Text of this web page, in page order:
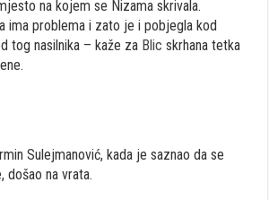
na kojem se Nizama skrivala.
ima problema i zato je i pobjegla kod
tog nasilnika – kaže za Blic skrhana tetka
Sulejmanović, kada je saznao da se
došao na vrata.